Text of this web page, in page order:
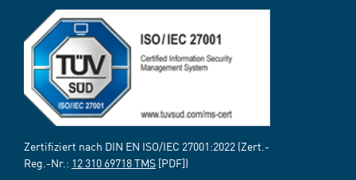
Zertifiziert nach DIN EN ISO/IEC 27001:2022 (Zert.-
Reg.-Nr.: 12 310 69718 TMS [PDF])